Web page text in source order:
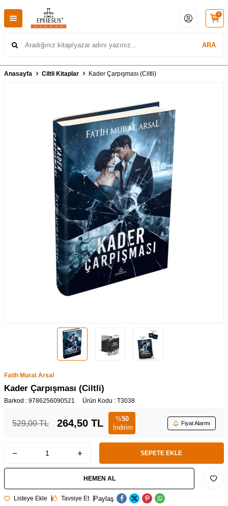
ARA
0
Anasayfa Ciltli Kitaplar Kader Çarpışması (Ciltli)
Fatih Murat Arsal
Kader Çarpışması (Ciltli)
Barkod : 9786256090521 Ürün Kodu : T3038
529,00TL 264,50 TL %50
İndirim
Fiyat Alarmı
SEPETE EKLE
HEMEN AL
Listeye Ekle Tavsiye Et Paylaş